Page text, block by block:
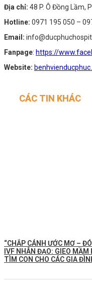
Địa chỉ: 48 P. Ô Đồng Lầm,
Hotline: 0971 195 050 –
Email:
Fanpage: https://
Website:
CÁC TIN KHÁC
“CHẮP CÁNH ƯỚC MƠ –
IVF NHÂN ĐẠO: GIEO
TÌM CON CHO CÁC GIA